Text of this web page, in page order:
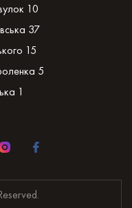
10
37
15
5
1